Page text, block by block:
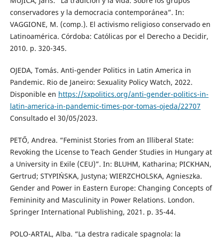
conservadores y la democracia contemporánea”. In:
VAGGIONE, M. (comp.). El activismo religioso conservado en
Latinoamérica. Córdoba: Católicas por el Derecho a Decidir,
2010. p. 320-345.
OJEDA, Tomás. Anti-gender Politics in Latin America in
Pandemic. Rio de Janeiro: Sexuality Policy Watch, 2022.
Disponible en https://sxpolitics.org/anti-gender-politics-in-
latin-america-in-pandemic-times-por-tomas-ojeda/22707
Consultado el 30/05/2023.
PETŐ, Andrea. “Feminist Stories from an Illiberal State:
Revoking the License to Teach Gender Studies in Hungary at
a University in Exile (CEU)”. In: BLUHM, Katharina; PICKHAN,
Gertrud; STYPIŃSKA, Justyna; WIERZCHOLSKA, Agnieszka.
Gender and Power in Eastern Europe: Changing Concepts of
Femininity and Masculinity in Power Relations. London.
Springer International Publishing, 2021. p. 35-44.
POLO-ARTAL, Alba. “La destra radicale spagnola: la